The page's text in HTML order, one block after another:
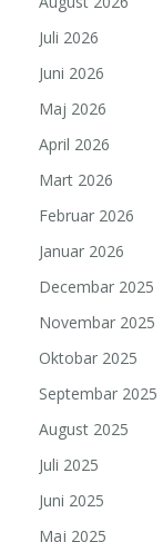
Juli 2026
Juni 2026
Maj 2026
April 2026
Mart 2026
Februar 2026
Januar 2026
Decembar 2025
Novembar 2025
Oktobar 2025
Septembar 2025
August 2025
Juli 2025
Juni 2025
Maj 2025